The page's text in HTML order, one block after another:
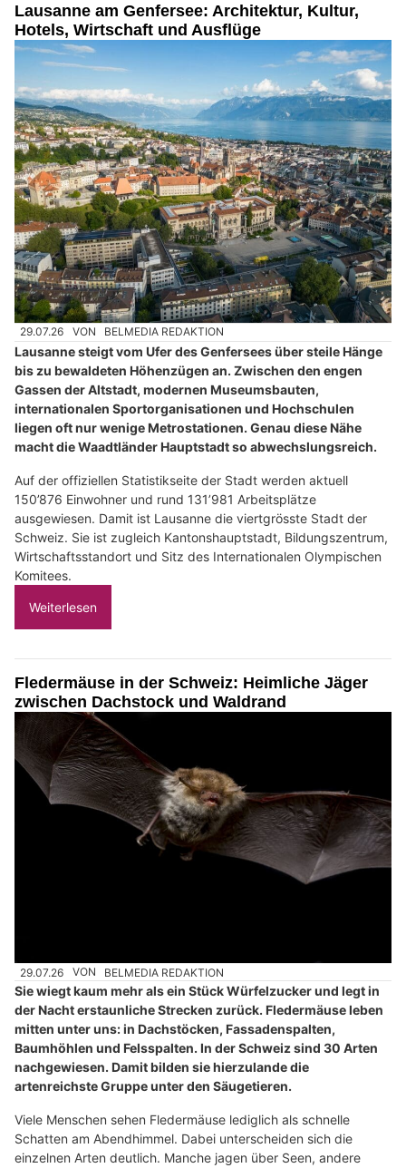
Lausanne am Genfersee: Architektur, Kultur,
Hotels, Wirtschaft und Ausflüge
29.07.26 VON BELMEDIA REDAKTION
Lausanne steigt vom Ufer des Genfersees über steile Hänge
bis zu bewaldeten Höhenzügen an. Zwischen den engen
Gassen der Altstadt, modernen Museumsbauten,
internationalen Sportorganisationen und Hochschulen
liegen oft nur wenige Metrostationen. Genau diese Nähe
macht die Waadtländer Hauptstadt so abwechslungsreich.
Auf der offiziellen Statistikseite der Stadt werden aktuell
150’876 Einwohner und rund 131’981 Arbeitsplätze
ausgewiesen. Damit ist Lausanne die viertgrösste Stadt der
Schweiz. Sie ist zugleich Kantonshauptstadt, Bildungszentrum,
Wirtschaftsstandort und Sitz des Internationalen Olympischen
Komitees.
Weiterlesen
Fledermäuse in der Schweiz: Heimliche Jäger
zwischen Dachstock und Waldrand
29.07.26 VON BELMEDIA REDAKTION
Sie wiegt kaum mehr als ein Stück Würfelzucker und legt in
der Nacht erstaunliche Strecken zurück. Fledermäuse leben
mitten unter uns: in Dachstöcken, Fassadenspalten,
Baumhöhlen und Felsspalten. In der Schweiz sind 30 Arten
nachgewiesen. Damit bilden sie hierzulande die
artenreichste Gruppe unter den Säugetieren.
Viele Menschen sehen Fledermäuse lediglich als schnelle
Schatten am Abendhimmel. Dabei unterscheiden sich die
einzelnen Arten deutlich. Manche jagen über Seen, andere